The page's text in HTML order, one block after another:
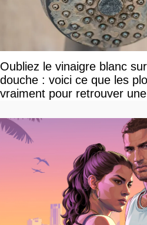
Oubliez le vinaigre blanc
douche : voici ce que les
vraiment pour retrouver